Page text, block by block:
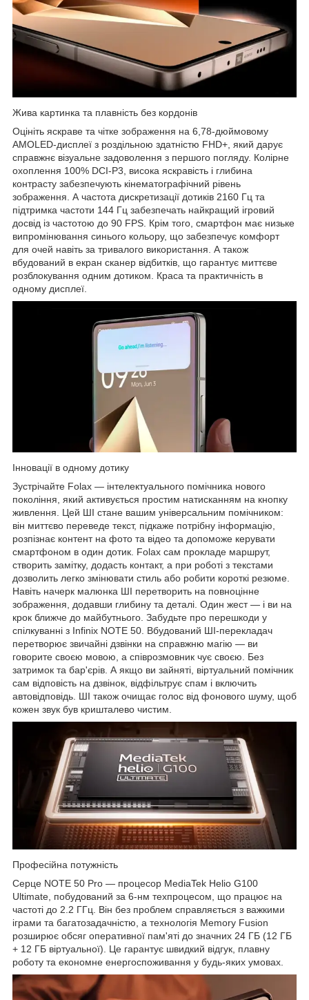
Жива картинка та плавність без кордонів
Оцініть яскраве та чітке зображення на 6,78-дюймовому
AMOLED-дисплеї з роздільною здатністю FHD+, який дарує
справжнє візуальне задоволення з першого погляду. Колірне
охоплення 100% DCI-P3, висока яскравість і глибина
контрасту забезпечують кінематографічний рівень
зображення. А частота дискретизації дотиків 2160 Гц та
підтримка частоти 144 Гц забезпечать найкращий ігровий
досвід із частотою до 90 FPS. Крім того, смартфон має низьке
випромінювання синього кольору, що забезпечує комфорт
для очей навіть за тривалого використання. А також
вбудований в екран сканер відбитків, що гарантує миттєве
розблокування одним дотиком. Краса та практичність в
одному дисплеї.
Інновації в одному дотику
Зустрічайте Folax — інтелектуального помічника нового
покоління, який активується простим натисканням на кнопку
живлення. Цей ШІ стане вашим універсальним помічником:
він миттєво переведе текст, підкаже потрібну інформацію,
розпізнає контент на фото та відео та допоможе керувати
смартфоном в один дотик. Folax сам прокладе маршрут,
створить замітку, додасть контакт, а при роботі з текстами
дозволить легко змінювати стиль або робити короткі резюме.
Навіть начерк малюнка ШІ перетворить на повноцінне
зображення, додавши глибину та деталі. Один жест — і ви на
крок ближче до майбутнього. Забудьте про перешкоди у
спілкуванні з Infinix NOTE 50. Вбудований ШІ-перекладач
перетворює звичайні дзвінки на справжню магію — ви
говорите своєю мовою, а співрозмовник чує своєю. Без
затримок та бар'єрів. А якщо ви зайняті, віртуальний помічник
сам відповість на дзвінок, відфільтрує спам і включить
автовідповідь. ШІ також очищає голос від фонового шуму, щоб
кожен звук був кришталево чистим.
Професійна потужність
Серце NOTE 50 Pro — процесор MediaTek Helio G100
Ultimate, побудований за 6-нм техпроцесом, що працює на
частоті до 2.2 ГГц. Він без проблем справляється з важкими
іграми та багатозадачністю, а технологія Memory Fusion
розширює обсяг оперативної пам'яті до значних 24 ГБ (12 ГБ
+ 12 ГБ віртуальної). Це гарантує швидкий відгук, плавну
роботу та економне енергоспоживання у будь-яких умовах.